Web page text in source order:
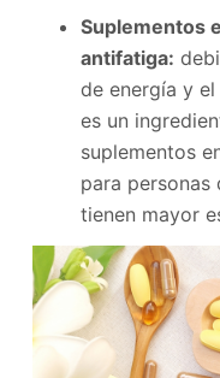
Suplementos
antifatiga:
de energía y
es un
suplementos
para personas
tienen mayor